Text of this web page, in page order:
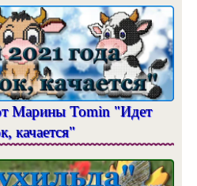
Марины Tomin "Идет
качается"